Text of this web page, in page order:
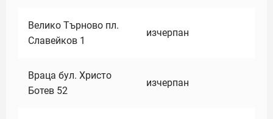
Велико Търново пл.
Славейков 1
изчерпан
Враца бул. Христо
Ботев 52
изчерпан